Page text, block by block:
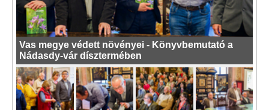
Vas megye védett növényei - Könyvbemutató a
Nádasdy-vár dísztermében